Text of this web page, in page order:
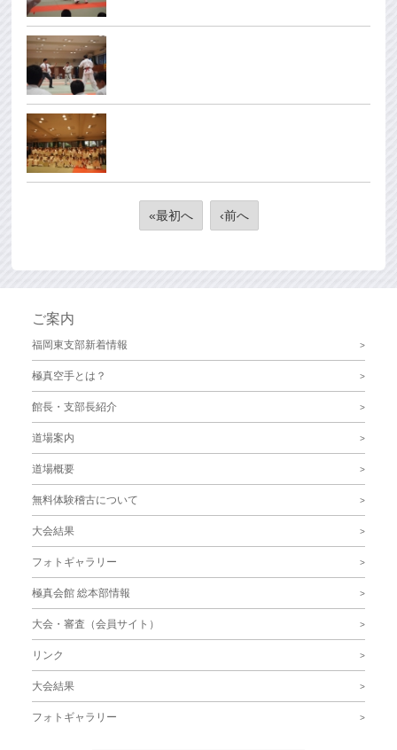
«最初へ ‹前へ
ご案内
福岡東支部新着情報
極真空手とは？
館長・支部長紹介
道場案内
道場概要
無料体験稽古について
大会結果
フォトギャラリー
極真会館 総本部情報
大会・審査（会員サイト）
リンク
大会結果
フォトギャラリー